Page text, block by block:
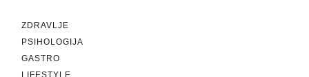
ZDRAVLJE
PSIHOLOGIJA
GASTRO
LIFESTYLE